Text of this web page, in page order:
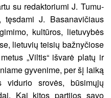
su redaktoriumi J. Tumu-
tęsdami J. Basanavičiaus
kultūros, lietuvybės
lietuvių teisių bažnyčiose
„Viltis“ išvarė platų ir
gyvenime, per šį laiką
vidurio srovės, būsimųjų
Kai kitos partijos savo